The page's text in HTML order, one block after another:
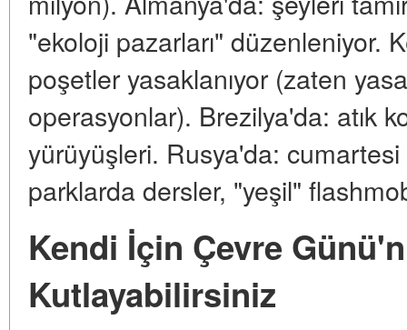
"ekoloji pazarları" düzenleniyor.
poşetler yasaklanıyor (zaten
operasyonlar). Brezilya'da: atık
yürüyüşleri. Rusya'da:
parklarda dersler, "yeşil"
Kendi İçin Çevre
Kutlayabilirsiniz